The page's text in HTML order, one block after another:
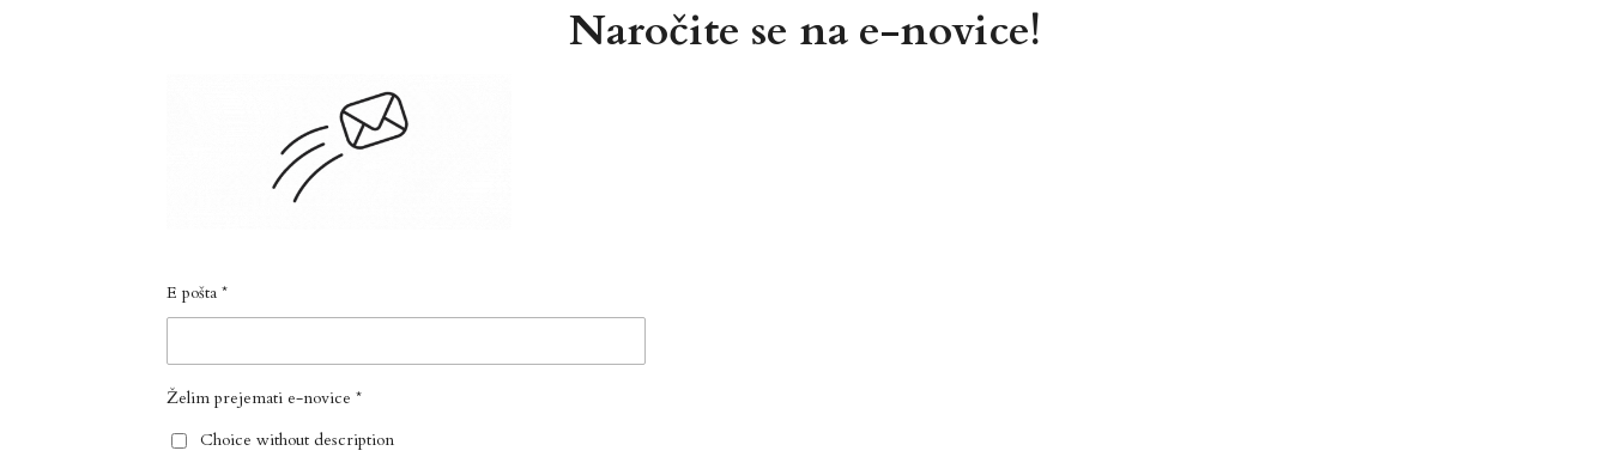
Naročite se na e-novice!
E pošta *
Želim prejemati e-novice *
Choice without description